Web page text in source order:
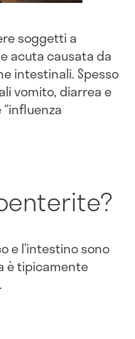
soggetti a
acuta causata da
intestinali. Spesso
vomito, diarrea e
e l’intestino sono
è tipicamente